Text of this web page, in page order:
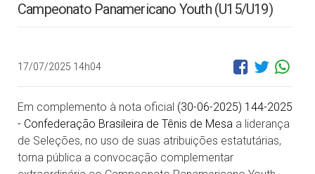
Campeonato Panamericano Youth (U15/U19)
17/07/2025 14h04
Em complemento à nota oficial (30-06-2025) 144-2025
- Confederação Brasileira de Tênis de Mesa a liderança
de Seleções, no uso de suas atribuições estatutárias,
torna pública a convocação complementar